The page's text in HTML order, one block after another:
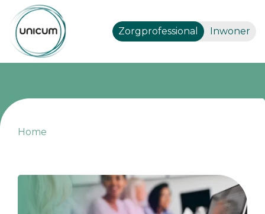
Zorgprofessional Inwoner
Home